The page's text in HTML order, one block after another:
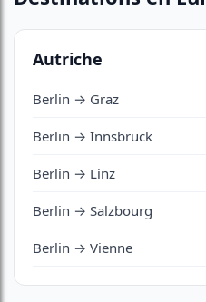
Autriche
Berlin → Graz
Berlin → Innsbruck
Berlin → Linz
Berlin → Salzbourg
Berlin → Vienne